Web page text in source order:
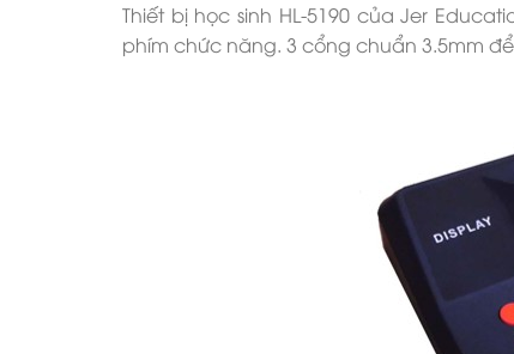
Thiết bị học sinh HL-5190 của Jer
phím chức năng. 3 cổng chuẩn 3.5mm